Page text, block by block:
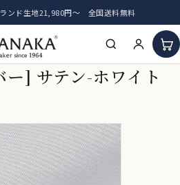
ンド生地21,980円〜 全国送料無料
] サテン-ホワイト